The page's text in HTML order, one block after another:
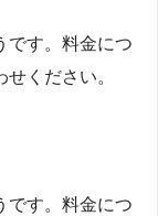
です。料金につ
ください。
です。料金につ